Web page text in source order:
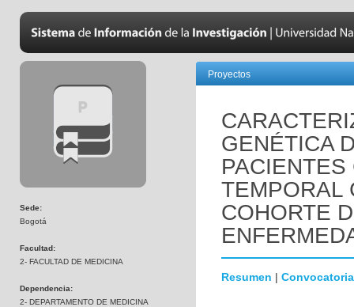
Sede:
Bogotá
Facultad:
2- FACULTAD DE MEDICINA
Dependencia:
2- DEPARTAMENTO DE MEDICINA
Proyectos
GENÉTICA
TEMPORAL
COHORTE
Resumen | Convocatoria